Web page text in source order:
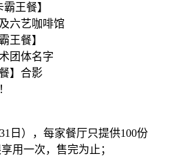
王餐】
六艺咖啡馆
王餐】
团体名字
】合影
日），每家餐厅只提供100份
用一次，售完为止；